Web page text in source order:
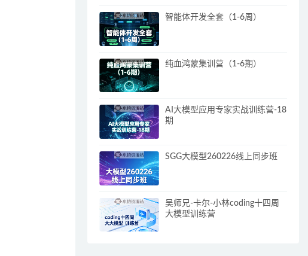
智能体开发全套（1-6周）
纯血鸿蒙集训营（1-6期）
AI大模型应用专家实战训练营-18
期
SGG大模型260226线上同步班
吴师兄-卡尔-小林coding十四周
大模型训练营